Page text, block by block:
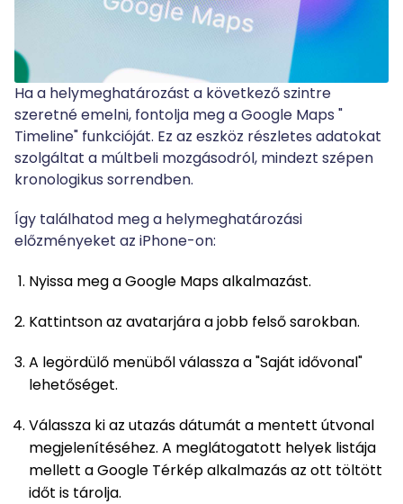
Ha a helymeghatározást a következő szintre
szeretné emelni, fontolja meg a Google Maps "
Timeline" funkcióját. Ez az eszköz részletes adatokat
szolgáltat a múltbeli mozgásodról, mindezt szépen
kronologikus sorrendben.
Így találhatod meg a helymeghatározási
előzményeket az iPhone-on:
Nyissa meg a Google Maps alkalmazást.
Kattintson az avatarjára a jobb felső sarokban.
A legördülő menüből válassza a "Saját idővonal"
lehetőséget.
Válassza ki az utazás dátumát a mentett útvonal
megjelenítéséhez. A meglátogatott helyek listája
mellett a Google Térkép alkalmazás az ott töltött
időt is tárolja.